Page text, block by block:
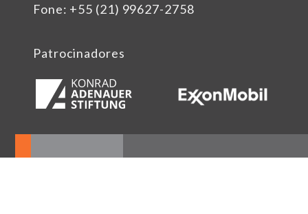
Fone: +55 (21) 99627-2758
Patrocinadores